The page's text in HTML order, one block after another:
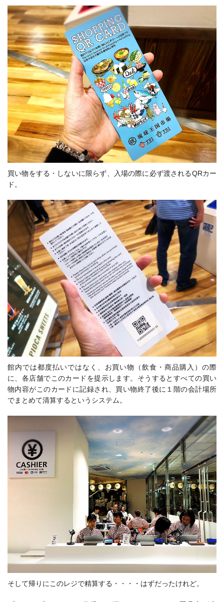
買い物をする・しないに限らず、入場の際に必ず渡されるQRカー
ド。
館内では都度払いではなく、お買い物（飲食・商品購入）の際
に、各店舗でこのカードを提示します。そうするとすべての買い
物内容がこのカードに記録され、買い物終了後に１階の会計場所
でまとめて清算するというシステム。
そして帰りにこのレジで精算する・・・・はずだったけれど。